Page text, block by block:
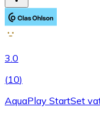
3.0
(10)
AquaPlay StartSet